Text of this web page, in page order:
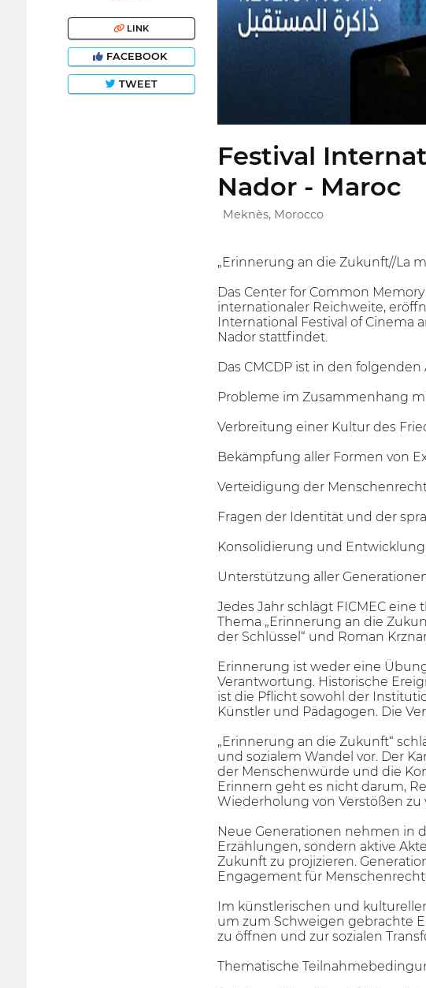
LINK
FACEBOOK
TWEET
Festival
Nador - Maroc
Meknès, Morocco
„Erinnerung an die Zukunft//La
Das Center for Common
internationaler Reichweite,
International Festival of Cinema
Nador stattfindet.
Das CMCDP ist in den
Probleme im Zusammenhang
Verbreitung einer Kultur des
Bekämpfung aller Formen von
Verteidigung der
Fragen der Identität und der
Konsolidierung und
Unterstützung aller
Jedes Jahr schlägt FICMEC
Thema „Erinnerung an die
der Schlüssel“ und Roman
Erinnerung ist weder eine
Verantwortung. Historische
ist die Pflicht sowohl der
Künstler und Pädagogen. Die
„Erinnerung an die Zukunft“
und sozialem Wandel vor. Der
der Menschenwürde und die
Erinnern geht es nicht darum,
Wiederholung von Verstößen
Neue Generationen nehmen in
Erzählungen, sondern aktive
Zukunft zu projizieren.
Engagement für
Im künstlerischen und
um zum Schweigen gebrachte
zu öffnen und zur sozialen
Thematische